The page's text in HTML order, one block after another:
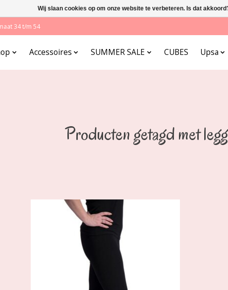
34 t/m 54
Accessoires SUMMER SALE CUBES Upsa
Producten getagd met
Wij slaan cookies op om onze website te verbeteren. Is dat